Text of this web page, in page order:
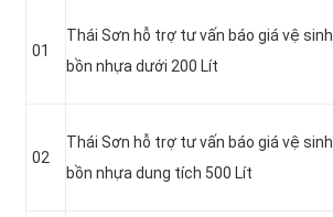
01
Thái Sơn hỗ trợ tư vấn báo giá vệ sinh
bồn nhựa dưới 200 Lít
02
Thái Sơn hỗ trợ tư vấn báo giá vệ sinh
bồn nhựa dung tích 500 Lít